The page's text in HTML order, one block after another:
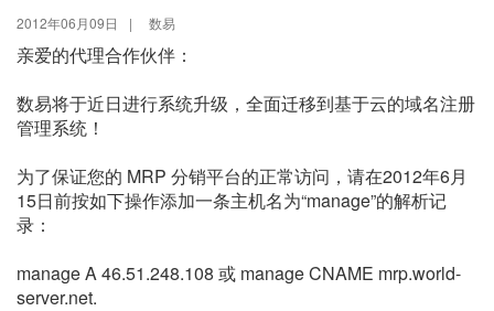
2012年06月09日 | 数易
亲爱的代理合作伙伴：
数易将于近日进行系统升级，全面迁移到基于云的域名注册
管理系统！
为了保证您的 MRP 分销平台的正常访问，请在2012年6月
15日前按如下操作添加一条主机名为“manage”的解析记
录：
manage A 46.51.248.108 或 manage CNAME mrp.world-
server.net.